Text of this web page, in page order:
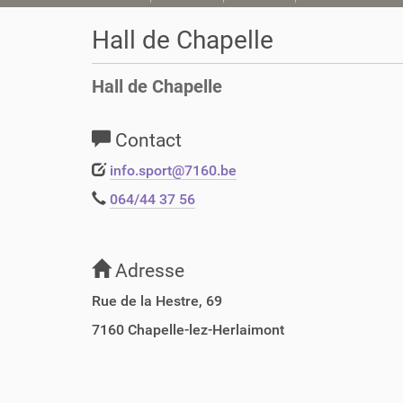
o
u
s
ê
s
i
c
Hall de Chapelle
Hall de Chapelle
Contact
info.sport@7160.be
064/44 37 56
Adresse
Rue de la Hestre, 69
7160 Chapelle-lez-Herlaimont